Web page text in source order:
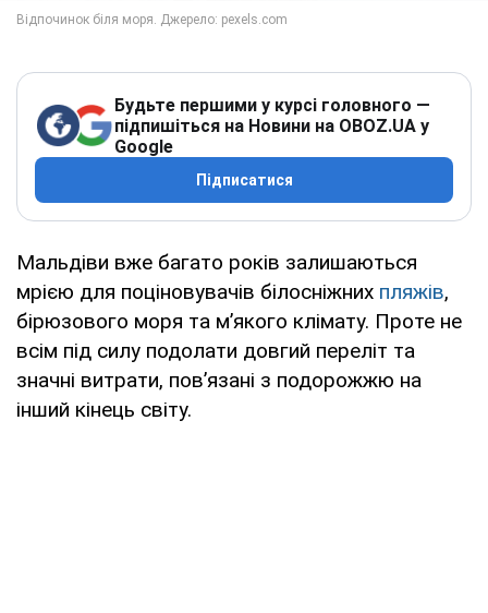
Будьте першими у курсі головного —
підпишіться на Новини на OBOZ.UA у
Google
Підписатися
Мальдіви вже багато років залишаються
мрією для поціновувачів білосніжних пляжів,
бірюзового моря та м’якого клімату. Проте не
всім під силу подолати довгий переліт та
значні витрати, пов’язані з подорожжю на
інший кінець світу.